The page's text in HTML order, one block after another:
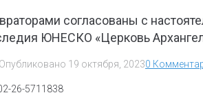
согласованы с
ЮНЕСКО «Церковь
Опубликовано 19 октября, 20230